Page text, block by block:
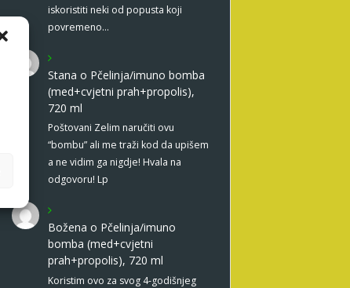
iskoristiti neki od popusta koji
povremeno…
Stana o Pčelinja/imuno bomba
(med+cvjetni prah+propolis),
720 ml
Poštovani Zelim naručiti ovu
“bombu” ali me traži kod da upišem
a ne vidim ga nigdje! Hvala na
odgovoru! Lp
Božena o Pčelinja/imuno
bomba (med+cvjetni
prah+propolis), 720 ml
Koristim ovo za svog 4-godišnjeg